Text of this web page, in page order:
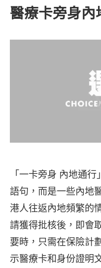
醫療卡旁身內
「一卡旁身 內地通
語句，而是一些內地
港人往返內地頻繁的
請獲得批核後，即會
要時，只需在保險計
示醫療卡和身份證明